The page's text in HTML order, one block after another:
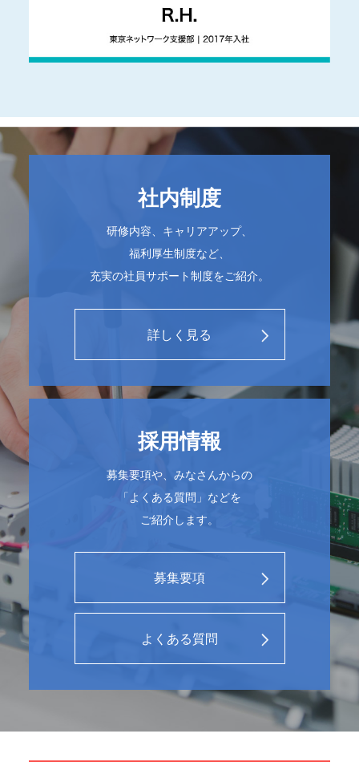
社内制度
研修内容、キャリアアップ、
福利厚生制度など、
充実の社員サポート制度をご紹介。
詳しく見る
採用情報
募集要項や、みなさんからの
「よくある質問」などを
ご紹介します。
募集要項
よくある質問